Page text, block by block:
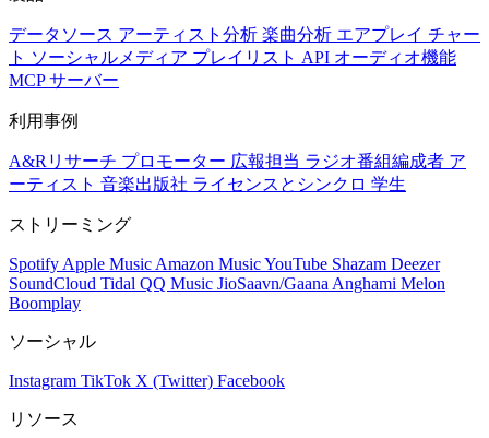
データソース アーティスト分析 楽曲分析 エアプレイ チャー
ト ソーシャルメディア プレイリスト API オーディオ機能
MCP サーバー
利用事例
A&Rリサーチ プロモーター 広報担当 ラジオ番組編成者 ア
ーティスト 音楽出版社 ライセンスとシンクロ 学生
ストリーミング
Spotify Apple Music Amazon MusicYouTube Shazam Deezer
SoundCloud Tidal QQ Music JioSaavn/Gaana Anghami Melon
Boomplay
ソーシャル
Instagram TikTok X (Twitter) Facebook
リソース